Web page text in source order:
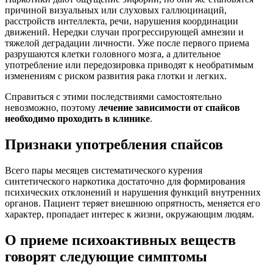
причиной визуальных или слуховых галлюцинаций,
расстройств интеллекта, речи, нарушения координации
движений. Нередки случаи прогрессирующей амнезии и
тяжелой деградации личности. Уже после первого приема
разрушаются клетки головного мозга, а длительное
употребление или передозировка приводят к необратимым
изменениям с риском развития рака глотки и легких.
Справиться с этими последствиями самостоятельно
невозможно, поэтому лечение зависимости от спайсов
необходимо проходить в клинике.
Признаки употребления спайсов
Всего пары месяцев систематического курения
синтетического наркотика достаточно для формирования
психических отклонений и нарушения функций внутренних
органов. Пациент теряет внешнюю опрятность, меняется его
характер, пропадает интерес к жизни, окружающим людям.
О приеме психоактивных веществ
говорят следующие симптомы